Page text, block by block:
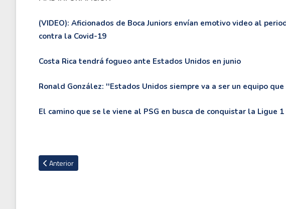
(VIDEO): Aficionados de Boca Juniors envían emotivo video al
contra la Covid-19
Costa Rica tendrá fogueo ante Estados Unidos en junio
Ronald González: ''Estados Unidos siempre va a ser un equipo
El camino que se le viene al PSG en busca de conquistar la Ligue 1
Artículo anterior: Fernando Ocampo: “No he sido de abandonar los barcos
Anterior